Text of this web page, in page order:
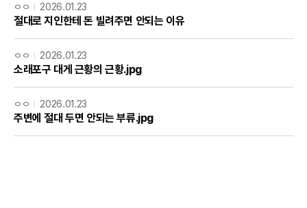
ㅇㅇ 2026.01.23
절대로 지인한테 돈 빌려주면 안되는 이유
ㅇㅇ 2026.01.23
소래포구 대게 근황의 근황.jpg
ㅇㅇ 2026.01.23
주변에 절대 두면 안되는 부류.jpg